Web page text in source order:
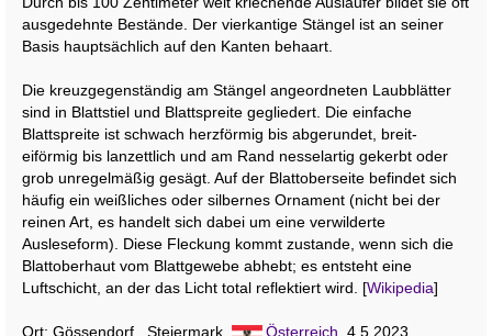
ausgedehnte Bestände. Der vierkantige Stängel ist an seiner
Basis hauptsächlich auf den Kanten behaart.
Die kreuzgegenständig am Stängel angeordneten Laubblätter
sind in Blattstiel und Blattspreite gegliedert. Die einfache
Blattspreite ist schwach herzförmig bis abgerundet, breit-
eiförmig bis lanzettlich und am Rand nesselartig gekerbt oder
grob unregelmäßig gesägt. Auf der Blattoberseite befindet sich
häufig ein weißliches oder silbernes Ornament (nicht bei der
reinen Art, es handelt sich dabei um eine verwilderte
Ausleseform). Diese Fleckung kommt zustande, wenn sich die
Blattoberhaut vom Blattgewebe abhebt; es entsteht eine
Luftschicht, an der das Licht total reflektiert wird. [Wikipedia]
Ort: Gössendorf, Steiermark, Österreich , 4.5.2023